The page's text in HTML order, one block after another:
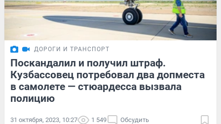
ДОРОГИ И ТРАНСПОРТ
Поскандалил и получил штраф.
Кузбассовец потребовал два допместа
в самолете — стюардесса вызвала
полицию
31 октября, 2023, 10:27 1 549 Обсудить